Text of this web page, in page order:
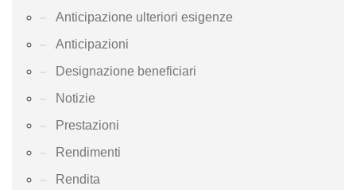
Anticipazione ulteriori esigenze
Anticipazioni
Designazione beneficiari
Notizie
Prestazioni
Rendimenti
Rendita